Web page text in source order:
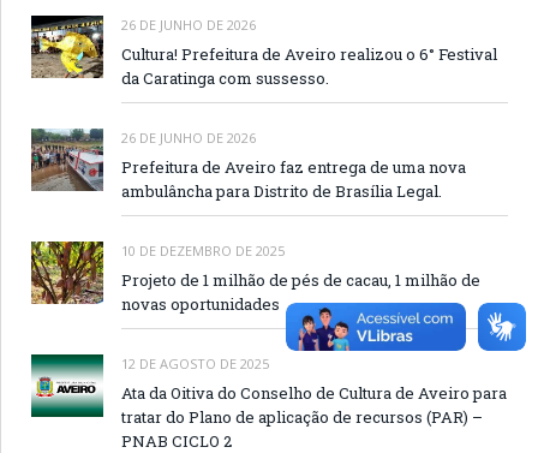
26 DE JUNHO DE 2026
Cultura! Prefeitura de Aveiro realizou o 6° Festival
da Caratinga com sussesso.
26 DE JUNHO DE 2026
Prefeitura de Aveiro faz entrega de uma nova
ambulâncha para Distrito de Brasília Legal.
10 DE DEZEMBRO DE 2025
Projeto de 1 milhão de pés de cacau, 1 milhão de
novas oportunidades
12 DE AGOSTO DE 2025
Ata da Oitiva do Conselho de Cultura de Aveiro para
tratar do Plano de aplicação de recursos (PAR) –
PNAB CICLO 2